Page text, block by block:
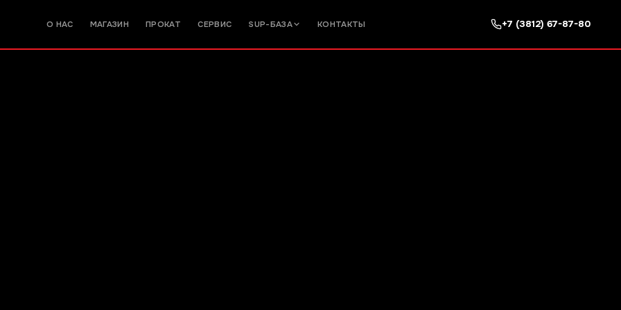
О НАС МАГАЗИН ПРОКАТ СЕРВИС SUP-БАЗА КОНТАКТЫ +7 (3812) 67-87-80